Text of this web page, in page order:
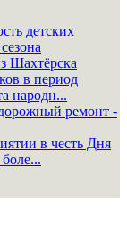
детских
Шахтёрска
в период
народн...
ремонт -
в честь Дня